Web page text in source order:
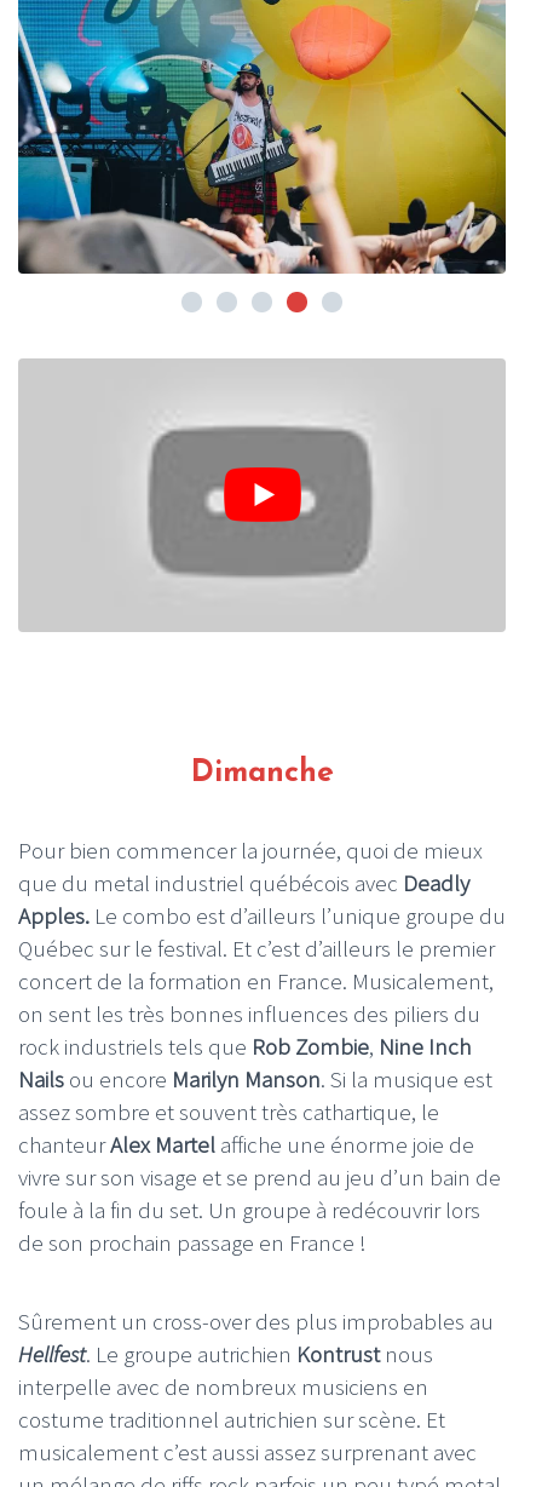
Dimanche
Pour bien commencer la journée, quoi de mieux
que du metal industriel québécois avec Deadly
Apples. Le combo est d’ailleurs l’unique groupe du
Québec sur le festival. Et c’est d’ailleurs le premier
concert de la formation en France. Musicalement,
on sent les très bonnes influences des piliers du
rock industriels tels que Rob Zombie, Nine Inch
Nails ou encore Marilyn Manson. Si la musique est
assez sombre et souvent très cathartique, le
chanteurAlex Martel affiche une énorme joie de
vivre sur son visage et se prend au jeu d’un bain de
foule à la fin du set. Un groupe à redécouvrir lors
de son prochain passage en France !
Sûrement un cross-over des plus improbables au
Hellfest. Le groupe autrichien Kontrustnous
interpelle avec de nombreux musiciens en
costume traditionnel autrichien sur scène. Et
musicalement c’est aussi assez surprenant avec